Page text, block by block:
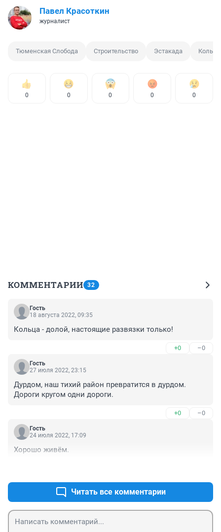
Павел Красоткин
журналист
Тюменская Слобода Строительство Эстакада Кольцо
0 0 0 0 0
КОММЕНТАРИИ 32
Гость
18 августа 2022, 09:35
Кольца - долой, настоящие развязки только!
+0 –0
Гость
27 июля 2022, 23:15
Дурдом, наш тихий район превратится в дурдом.
Дороги кругом одни дороги.
+0 –0
Гость
24 июля 2022, 17:09
Хорошо живём.
Читать все комментарии